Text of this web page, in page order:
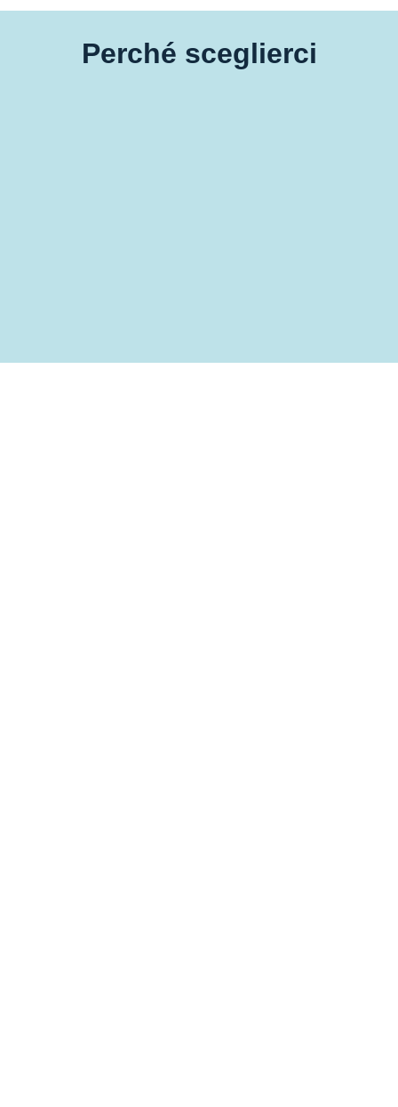
Perché sceglierci